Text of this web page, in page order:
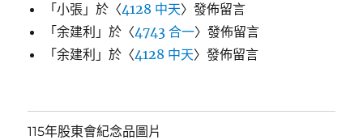
「小張 」於〈4128 中天〉發佈留言
「余建利 」於〈4743 合一〉發佈留言
「余建利 」於〈4128 中天〉發佈留言
115年股東會紀念品圖片